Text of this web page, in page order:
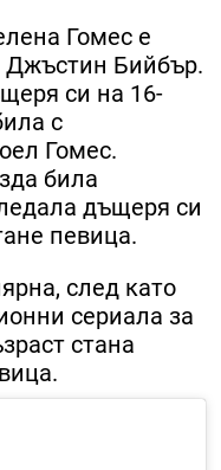
Гомес е
Джъстин Бийбър.
си на 16-
с
Гомес.
била
дъщеря си
певица.
след като
сериала за
стана